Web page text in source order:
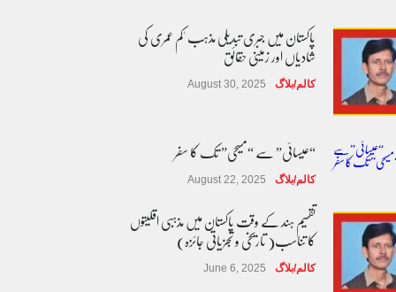
پاکستان میں جبری تبدیلی مذہب 'کم عمری کی
شادیاں اور زمینی حقائق
کالم/بلاگ August 30, 2025
“عیسائی” سے “مسیحی” تک کا سفر
کالم/بلاگ August 22, 2025
تقسیم ہند کے وقت پاکستان میں مذہبی اقلیتوں
کا تناسب( تاریخی و تجزیاتی جائزہ)
کالم/بلاگ June 6, 2025